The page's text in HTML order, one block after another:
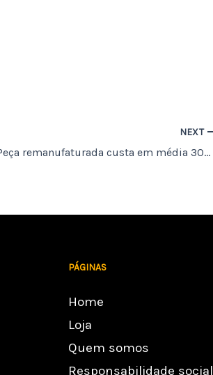
NEXT
Peça remanufaturada custa em média 30% menos
PÁGINAS
Home
Loja
Quem somos
Responsabilidade social